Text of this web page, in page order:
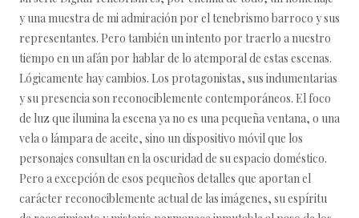
y una muestra de mi admiración por el tenebrismo barroco y sus
representantes. Pero también un intento por traerlo a nuestro
tiempo en un afán por hablar de lo atemporal de estas escenas.
Lógicamente hay cambios. Los protagonistas, sus indumentarias
y su presencia son reconociblemente contemporáneos. El foco
de luz que ilumina la escena ya no es una pequeña ventana, o una
vela o lámpara de aceite, sino un dispositivo móvil que los
personajes consultan en la oscuridad de su espacio doméstico.
Pero a excepción de esos pequeños detalles que aportan el
carácter reconociblemente actual de las imágenes, su espíritu